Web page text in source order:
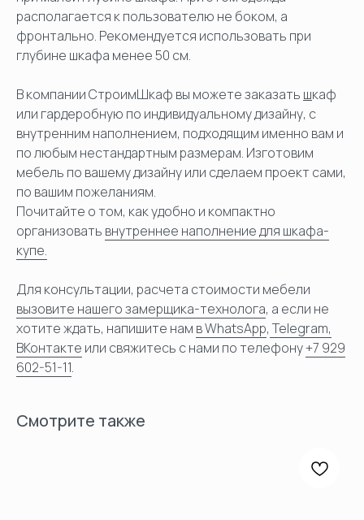
располагается к пользователю не боком, а
фронтально. Рекомендуется использовать при
глубине шкафа менее 50 см.
В компании СтроимШкаф вы можете заказать шкаф
или гардеробную по индивидуальному дизайну, с
внутренним наполнением, подходящим именно вам и
по любым нестандартным размерам. Изготовим
мебель по вашему дизайну или сделаем проект сами,
по вашим пожеланиям.
Почитайте о том, как удобно и компактно
организовать внутреннее наполнение для шкафа-
купе.
Для консультации, расчета стоимости мебели
вызовите нашего замерщика-технолога, а если не
хотите ждать, напишите нам в WhatsApp, Telegram,
ВКонтакте или свяжитесь с нами по телефону+7 929
602-51-11.
Смотрите также